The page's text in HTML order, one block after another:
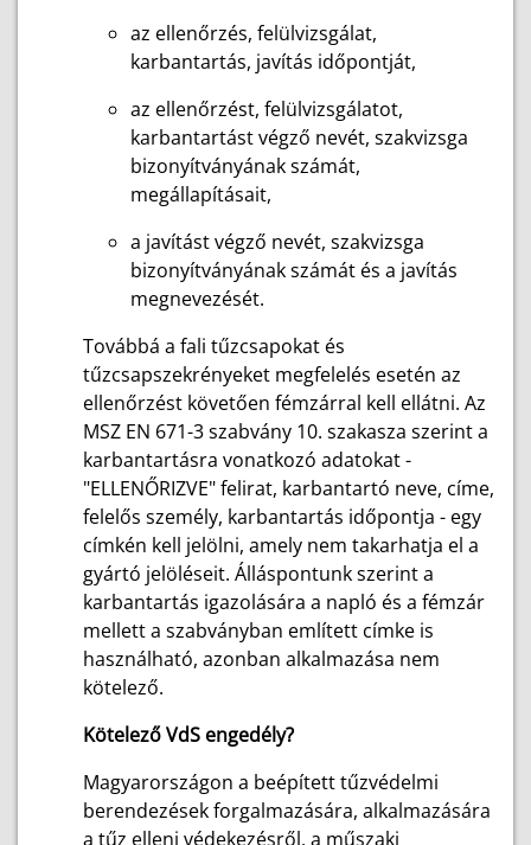
az ellenőrzés, felülvizsgálat,
karbantartás, javítás időpontját,
az ellenőrzést, felülvizsgálatot,
karbantartást végző nevét, szakvizsga
bizonyítványának számát,
megállapításait,
a javítást végző nevét, szakvizsga
bizonyítványának számát és a javítás
megnevezését.
Továbbá a fali tűzcsapokat és
tűzcsapszekrényeket megfelelés esetén az
ellenőrzést követően fémzárral kell ellátni. Az
MSZ EN 671-3 szabvány 10. szakasza szerint a
karbantartásra vonatkozó adatokat -
"ELLENŐRIZVE" felirat, karbantartó neve, címe,
felelős személy, karbantartás időpontja - egy
címkén kell jelölni, amely nem takarhatja el a
gyártó jelöléseit. Álláspontunk szerint a
karbantartás igazolására a napló és a fémzár
mellett a szabványban említett címke is
használható, azonban alkalmazása nem
kötelező.
Kötelező VdS engedély?
Magyarországon a beépített tűzvédelmi
berendezések forgalmazására, alkalmazására
a tűz elleni védekezésről, a műszaki